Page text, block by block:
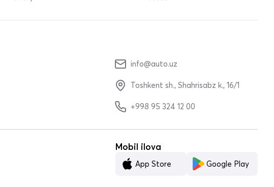
info@auto.uz
Toshkent sh., Shahrisabz k., 16/1
+998 95 324 12 00
Mobil ilova
App Store Google Play